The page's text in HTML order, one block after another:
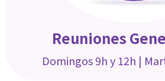
Reuniones
Domingos 9h y 12h |